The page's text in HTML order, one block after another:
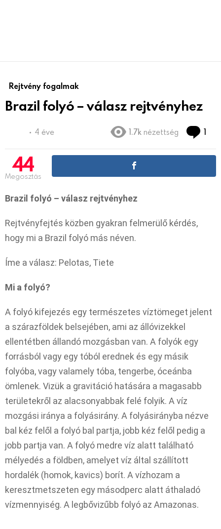
Rejtvény fogalmak
Brazil folyó – válasz rejtvényhez
4 éve 1.7k nézettség 1
44
Megosztás
Brazil folyó – válasz rejtvényhez
Rejtvényfejtés közben gyakran felmerülő kérdés,
hogy mi a Brazil folyó más néven.
Íme a válasz: Pelotas, Tiete
Mi a folyó?
A folyó kifejezés egy természetes víztömeget jelent
a szárazföldek belsejében, ami az állóvizekkel
ellentétben állandó mozgásban van. A folyók egy
forrásból vagy egy tóból erednek és egy másik
folyóba, vagy valamely tóba, tengerbe, óceánba
ömlenek. Vizük a gravitáció hatására a magasabb
területekről az alacsonyabbak felé folyik. A víz
mozgási iránya a folyásirány. A folyásirányba nézve
bal kéz felől a folyó bal partja, jobb kéz felől pedig a
jobb partja van. A folyó medre víz alatt található
mélyedés a földben, amelyet víz által szállított
hordalék (homok, kavics) borít. A vízhozam a
keresztmetszeten egy másodperc alatt áthaladó
vízmennyiség. A legbővizűbb folyó az Amazonas.